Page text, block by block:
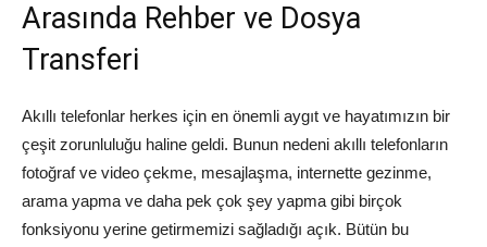
Arasında Rehber ve Dosya
Transferi
Akıllı telefonlar herkes için en önemli aygıt ve hayatımızın bir
çeşit zorunluluğu haline geldi. Bunun nedeni akıllı telefonların
fotoğraf ve video çekme, mesajlaşma, internette gezinme,
arama yapma ve daha pek çok şey yapma gibi birçok
fonksiyonu yerine getirmemizi sağladığı açık. Bütün bu